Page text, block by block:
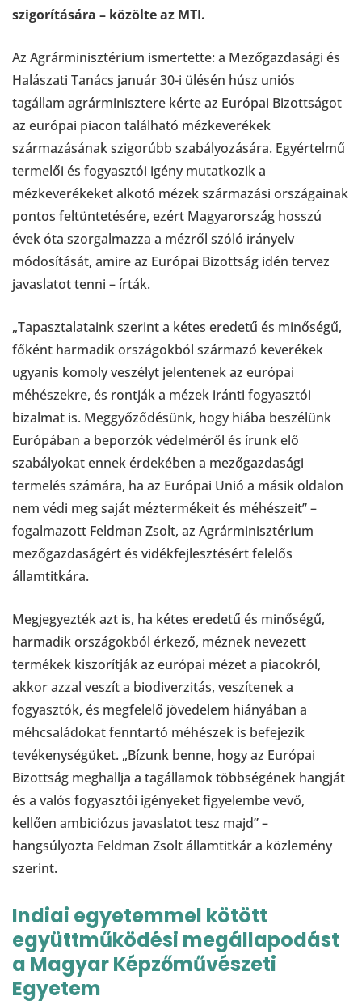
szigorítására – közölte az MTI.
Az Agrárminisztérium ismertette: a Mezőgazdasági és
Halászati Tanács január 30-i ülésén húsz uniós
tagállam agrárminisztere kérte az Európai Bizottságot
az európai piacon található mézkeverékek
származásának szigorúbb szabályozására. Egyértelmű
termelői és fogyasztói igény mutatkozik a
mézkeverékeket alkotó mézek származási országainak
pontos feltüntetésére, ezért Magyarország hosszú
évek óta szorgalmazza a mézről szóló irányelv
módosítását, amire az Európai Bizottság idén tervez
javaslatot tenni – írták.
„Tapasztalataink szerint a kétes eredetű és minőségű,
főként harmadik országokból származó keverékek
ugyanis komoly veszélyt jelentenek az európai
méhészekre, és rontják a mézek iránti fogyasztói
bizalmat is. Meggyőződésünk, hogy hiába beszélünk
Európában a beporzók védelméről és írunk elő
szabályokat ennek érdekében a mezőgazdasági
termelés számára, ha az Európai Unió a másik oldalon
nem védi meg saját méztermékeit és méhészeit” –
fogalmazott Feldman Zsolt, az Agrárminisztérium
mezőgazdaságért és vidékfejlesztésért felelős
államtitkára.
Megjegyezték azt is, ha kétes eredetű és minőségű,
harmadik országokból érkező, méznek nevezett
termékek kiszorítják az európai mézet a piacokról,
akkor azzal veszít a biodiverzitás, veszítenek a
fogyasztók, és megfelelő jövedelem hiányában a
méhcsaládokat fenntartó méhészek is befejezik
tevékenységüket. „Bízunk benne, hogy az Európai
Bizottság meghallja a tagállamok többségének hangját
és a valós fogyasztói igényeket figyelembe vevő,
kellően ambiciózus javaslatot tesz majd” –
hangsúlyozta Feldman Zsolt államtitkár a közlemény
szerint.
Indiai egyetemmel kötött
együttműködési megállapodást
a Magyar Képzőművészeti
Egyetem